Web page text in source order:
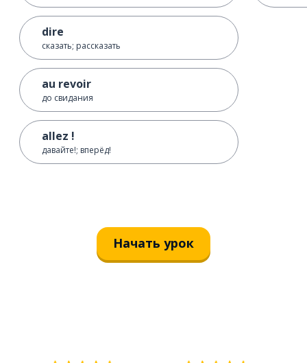
dire
сказать; рассказать
au revoir
до свидания
allez !
давайте!; вперёд!
Начать урок